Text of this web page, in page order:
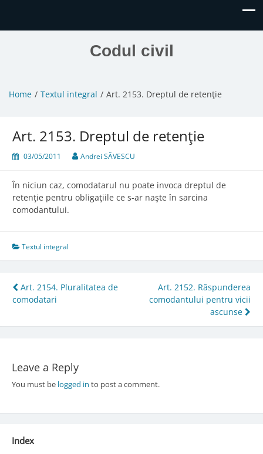
Codul civil
Home Textul integral Art. 2153. Dreptul de retenţie
Art. 2153. Dreptul de retenţie
03/05/2011 Andrei SĂVESCU
În niciun caz, comodatarul nu poate invoca dreptul de
retenţie pentru obligaţiile ce s-ar naşte în sarcina
comodantului.
Textul integral
Post
navigation
Art. 2154. Pluralitatea de
comodatari
Art. 2152. Răspunderea
comodantului pentru vicii
ascunse
Leave a Reply
You must be logged in to post a comment.
Index